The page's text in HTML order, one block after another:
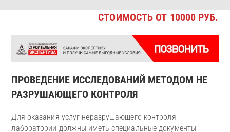
СТОИМОСТЬ ОТ 10000 РУБ.
ПРОВЕДЕНИЕ ИССЛЕДОВАНИЙ МЕТОДОМ НЕ
РАЗРУШАЮЩЕГО КОНТРОЛЯ
Для оказания услуг неразрушающего контроля
лаборатории должны иметь специальные документы –